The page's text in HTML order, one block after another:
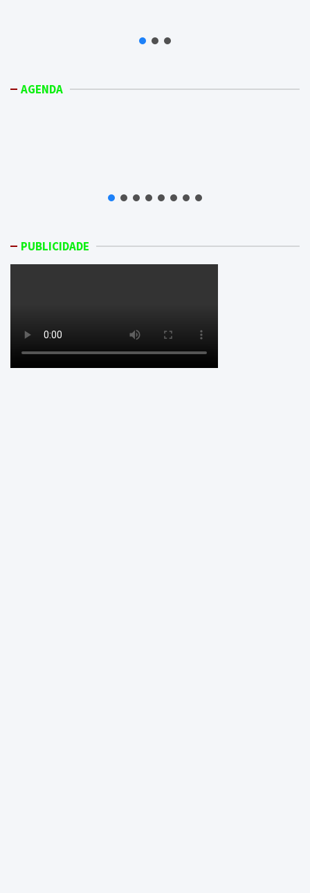
AGENDA
PUBLICIDADE